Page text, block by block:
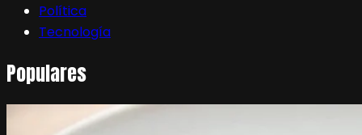
Política
Tecnología
Populares